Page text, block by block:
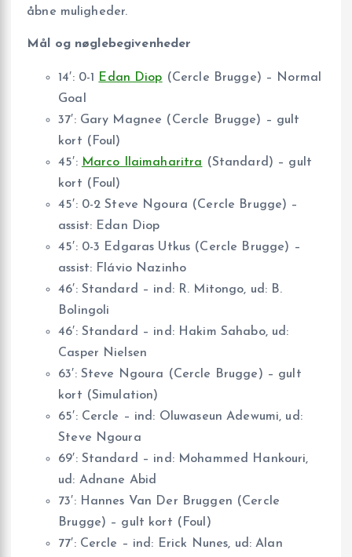
åbne muligheder.
Mål og nøglebegivenheder
14′: 0-1 Edan Diop (Cercle Brugge) – Normal
Goal
37′: Gary Magnee (Cercle Brugge) – gult
kort (Foul)
45′: Marco Ilaimaharitra (Standard) – gult
kort (Foul)
45′: 0-2 Steve Ngoura (Cercle Brugge) –
assist: Edan Diop
45′: 0-3 Edgaras Utkus (Cercle Brugge) –
assist: Flávio Nazinho
46′: Standard – ind: R. Mitongo, ud: B.
Bolingoli
46′: Standard – ind: Hakim Sahabo, ud:
Casper Nielsen
63′: Steve Ngoura (Cercle Brugge) – gult
kort (Simulation)
65′: Cercle – ind: Oluwaseun Adewumi, ud:
Steve Ngoura
69′: Standard – ind: Mohammed Hankouri,
ud: Adnane Abid
73′: Hannes Van Der Bruggen (Cercle
Brugge) – gult kort (Foul)
77′: Cercle – ind: Erick Nunes, ud: Alan